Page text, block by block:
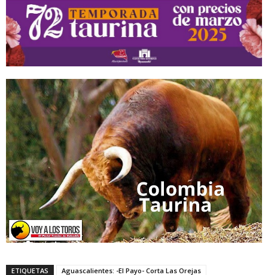
ETIQUETAS
Aguascalientes: -El Payo- Corta Las Orejas